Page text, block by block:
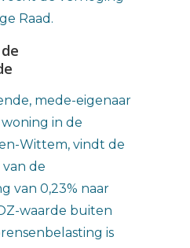
Raad.
mede-eigenaar
in de
Wittem, vindt de
de
van 0,23% naar
waarde buiten
is